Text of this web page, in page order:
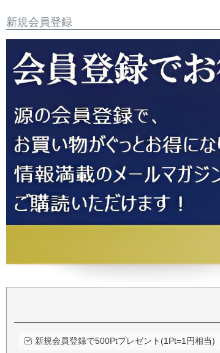
新規会員登録
新規会員登録で500Ptプレゼント(1Pt=1円相当)